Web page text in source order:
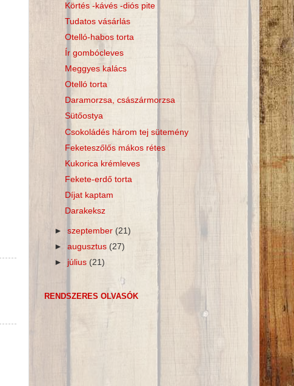
Körtés -kávés -diós pite
Tudatos vásárlás
Otelló-habos torta
Ír gombócleves
Meggyes kalács
Otelló torta
Daramorzsa, császármorzsa
Sütőostya
Csokoládés három tej sütemény
Feketeszőlős mákos rétes
Kukorica krémleves
Fekete-erdő torta
Díjat kaptam
Darakeksz
►szeptember(21)
►augusztus(27)
► július (21)
RENDSZERES OLVASÓK